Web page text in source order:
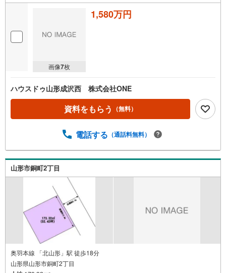
画像7枚
1,580万円
ハウスドゥ山形成沢西 株式会社ONE
資料をもらう （無料）
電話する （通話料無料）
山形市銅町2丁目
奥羽本線 「北山形」駅 徒歩18分
山形県山形市銅町2丁目